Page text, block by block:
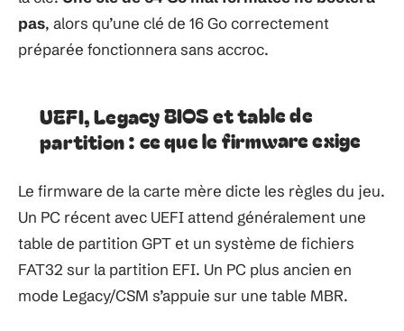
pas, alors qu’une clé de 16 Go correctement
préparée fonctionnera sans accroc.
UEFI, Legacy BIOS et table de
partition : ce que le firmware exige
Le firmware de la carte mère dicte les règles du jeu.
Un PC récent avec UEFI attend généralement une
table de partition GPT et un système de fichiers
FAT32 sur la partition EFI. Un PC plus ancien en
mode Legacy/CSM s’appuie sur une table MBR.